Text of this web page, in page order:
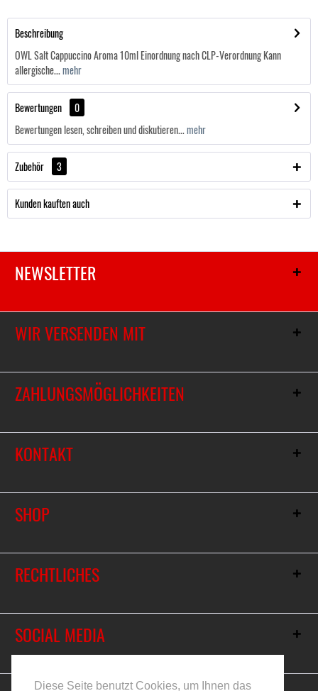
Diese Seite benutzt Cookies, um Ihnen das
Beschreibung
OWL Salt Cappuccino Aroma 10ml Einordnung nach CLP-Verordnung Kann
allergische...mehr
Bewertungen
0
Bewertungen lesen, schreiben und diskutieren...mehr
Zubehör 3
Kunden kauften auch
NEWSLETTER
WIR VERSENDEN MIT
ZAHLUNGSMÖGLICHKEITEN
KONTAKT
SHOP
RECHTLICHES
SOCIAL MEDIA
Vertrag widerrufen